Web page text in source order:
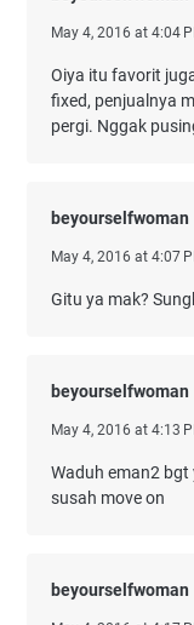
May 4, 2016 at 4:04
Oiya itu favorit
fixed, penjualnya
pergi. Nggak
beyourselfwoman
May 4, 2016 at 4:07
Gitu ya mak?
beyourselfwoman
May 4, 2016 at 4:13
Waduh eman2
susah move on
beyourselfwoman